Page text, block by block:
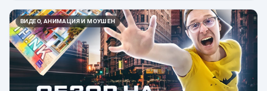
ВИДЕО, АНИМАЦИЯ И МОУШЕН